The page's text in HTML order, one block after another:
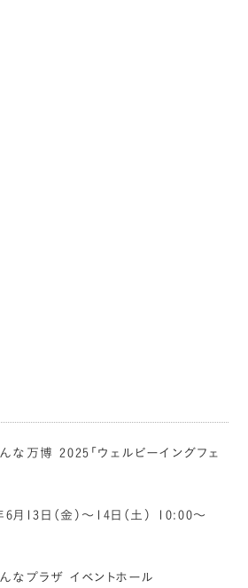
万博 2025「ウェルビーイングフェ
（金）～14日（土） 10:00～
ラザ イベントホール